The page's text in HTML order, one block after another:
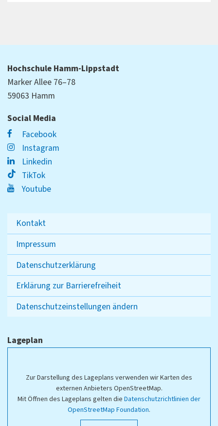
Hochschule Hamm-Lippstadt
Marker Allee 76–78
59063 Hamm
Social Media
Facebook
Instagram
Linkedin
TikTok
Youtube
Kontakt
Impressum
Datenschutzerklärung
Erklärung zur Barrierefreiheit
Datenschutzeinstellungen ändern
Lageplan
Zur Darstellung des Lageplans verwenden wir Karten des
externen Anbieters OpenStreetMap.
Mit Öffnen des Lageplans gelten die Datenschutzrichtlinien der
OpenStreetMap Foundation.